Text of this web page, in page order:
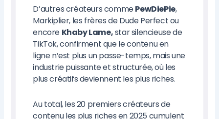
D’autres créateurs commePewDiePie,
Markiplier, les frères de Dude Perfect ou
encore Khaby Lame,star silencieuse de
TikTok, confirment que le contenu en
ligne n’est plus un passe-temps, mais une
industrie puissante et structurée, où les
plus créatifs deviennent les plus riches.
Au total, les 20 premiers créateurs de
contenu les plus riches en 2025 cumulent